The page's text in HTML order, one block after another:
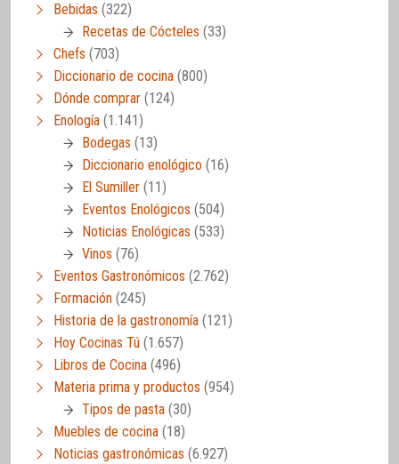
Bebidas (322)
Recetas de Cócteles (33)
Chefs (703)
Diccionario de cocina (800)
Dónde comprar (124)
Enología (1.141)
Bodegas (13)
Diccionario enológico (16)
El Sumiller (11)
Eventos Enológicos (504)
Noticias Enológicas (533)
Vinos (76)
Eventos Gastronómicos (2.762)
Formación (245)
Historia de la gastronomía (121)
Hoy Cocinas Tú (1.657)
Libros de Cocina (496)
Materia prima y productos (954)
Tipos de pasta (30)
Muebles de cocina (18)
Noticias gastronómicas (6.927)